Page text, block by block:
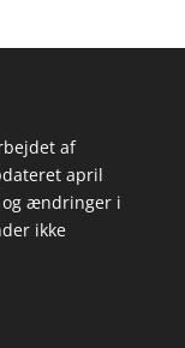
af
april
og ændringer i
ikke